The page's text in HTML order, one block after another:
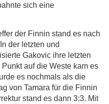
sich eine
der Finnin stand es nach
der letzten und
Gakovic ihre letzten
auf die Weste kam es
es nochmals als die
von Tamara für die Finnin
stand es dann 3:3. Mit